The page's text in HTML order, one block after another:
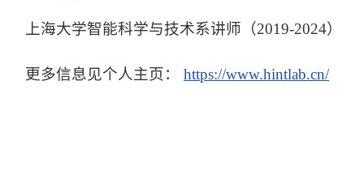
上海大学智能科学与技术系讲师（2019-2024）
更多信息见个人主页： https://www.hintlab.cn/